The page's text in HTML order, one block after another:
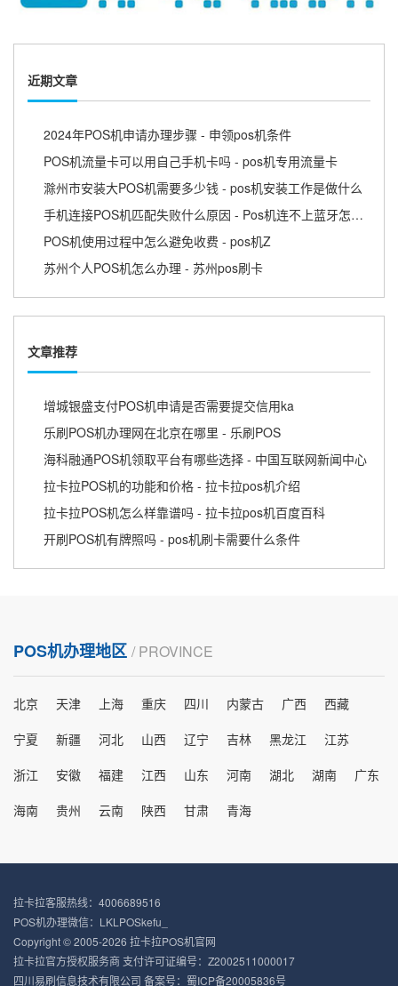
近期文章
2024年POS机申请办理步骤 - 申领pos机条件
POS机流量卡可以用自己手机卡吗 - pos机专用流量卡
滁州市安装大POS机需要多少钱 - pos机安装工作是做什么
手机连接POS机匹配失败什么原因 - Pos机连不上蓝牙怎么回事
POS机使用过程中怎么避免收费 - pos机Z
苏州个人POS机怎么办理 - 苏州pos刷卡
文章推荐
增城银盛支付POS机申请是否需要提交信用ka
乐刷POS机办理网在北京在哪里 - 乐刷POS
海科融通POS机领取平台有哪些选择 - 中国互联网新闻中心
拉卡拉POS机的功能和价格 - 拉卡拉pos机介绍
拉卡拉POS机怎么样靠谱吗 - 拉卡拉pos机百度百科
开刷POS机有牌照吗 - pos机刷卡需要什么条件
POS机办理地区 / PROVINCE
北京 天津 上海 重庆 四川 内蒙古 广西
西藏
宁夏
新疆 河北 山西 辽宁 吉林 黑龙江
江苏
浙江
安徽 福建 江西 山东 河南 湖北 湖南
广东
海南
贵州 云南 陕西 甘肃 青海
拉卡拉客服热线：4006689516
POS机办理微信：LKLPOSkefu_
Copyright © 2005-2026 拉卡拉POS机官网
拉卡拉官方授权服务商 支付许可证编号：Z2002511000017
四川易刷信息技术有限公司 备案号： 蜀ICP备20005836号